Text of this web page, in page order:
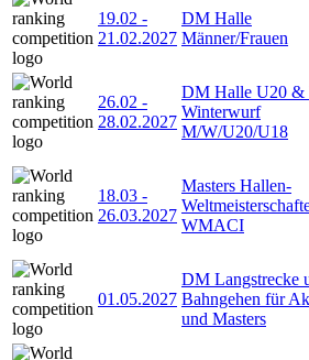
19.02 -
21.02.2027
DM Halle
Männer/Frauen
26.02 -
28.02.2027
DM Halle U20
Winterwurf
M/W/U20/U18
18.03 -
26.03.2027
Masters Hallen-
WMACI
01.05.2027
DM Langstrecke
Bahngehen für
und Masters